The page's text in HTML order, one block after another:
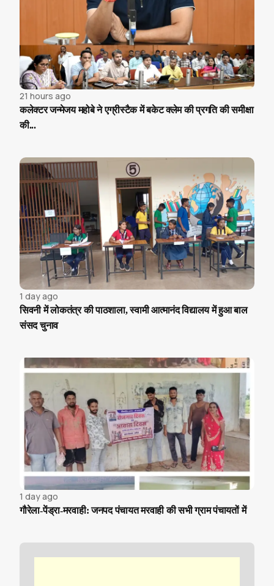
21 hours ago
कलेक्टर जन्मेजय महोबे ने एग्रीस्टैक में बकेट क्लेम की प्रगति की समीक्षा
की...
1 day ago
सिवनी में लोकतंत्र की पाठशाला, स्वामी आत्मानंद विद्यालय में हुआ बाल
संसद चुनाव
1 day ago
गौरेला-पेंड्रा-मरवाही: जनपद पंचायत मरवाही की सभी ग्राम पंचायतों में